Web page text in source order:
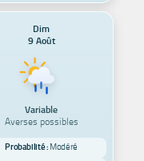
Dim
9 Août
Variable
Averses possibles
Probabilité : Modéré